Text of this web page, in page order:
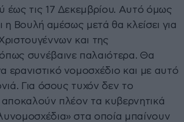
έως τις 17 Δεκεμβρίου. Αυτό όμως
η Βουλή αμέσως μετά θα κλείσει για
και της
συνέβαινε παλαιότερα. Θα
ερανιστικό νομοσχέδιο και με αυτό
Για όσους τυχόν δεν το
αποκαλούν πλέον τα κυβερνητικά
στα οποία μπαίνουν